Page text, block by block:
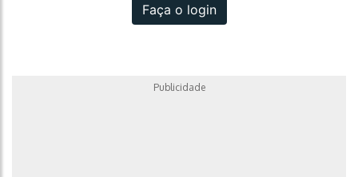
Faça o login
Publicidade